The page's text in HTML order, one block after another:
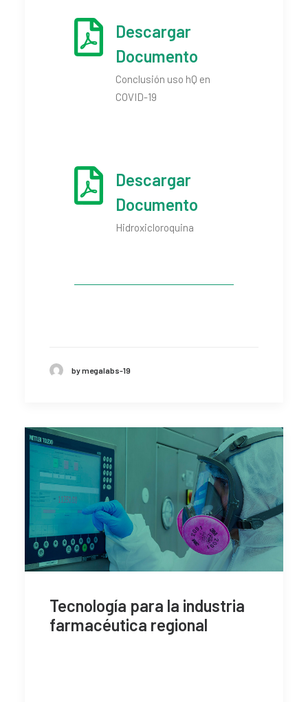
Descargar
Documento
Conclusión uso hQ en
COVID-19
Descargar
Documento
Hidroxicloroquina
by megalabs-19
Tecnología para la industria
farmacéutica regional